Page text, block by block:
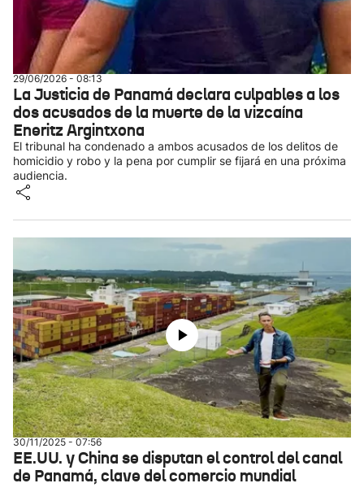
29/06/2026 - 08:13
La Justicia de Panamá declara culpables a los
dos acusados de la muerte de la vizcaína
Eneritz Argintxona
El tribunal ha condenado a ambos acusados de los delitos de
homicidio y robo y la pena por cumplir se fijará en una próxima
audiencia.
30/11/2025 - 07:56
EE.UU. y China se disputan el control del canal
de Panamá, clave del comercio mundial